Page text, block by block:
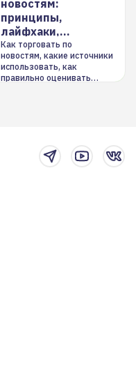
новостям:
принципы,
лайфхаки,
инструменты
Как торговать по
новостям, какие источники
использовать, как
правильно оценивать